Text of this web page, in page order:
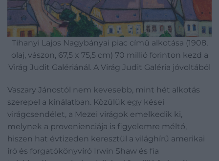
Tihanyi Lajos Nagybányai piac című alkotása (1908,
olaj, vászon, 67,5 x 75,5 cm) 70 millió forinton kezd a
Virág Judit Galériánál. A Virág Judit Galéria jóvoltából
Vaszary Jánostól nem kevesebb, mint hét alkotás
szerepel a kínálatban. Közülük egy kései
virágcsendélet, a Mezei virágok emelkedik ki,
melynek a provenienciája is figyelemre méltó,
hiszen hat évtizeden keresztül a világhírű amerikai
író és forgatókönyvíró Irwin Shaw és fia